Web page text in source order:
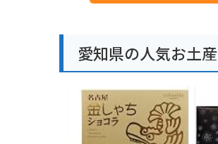
愛知県の人気お土産